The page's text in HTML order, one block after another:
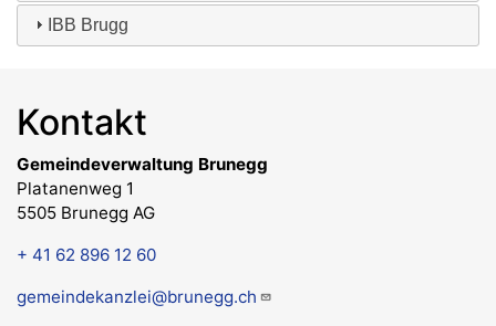
IBB Brugg
Kontakt
Gemeindeverwaltung Brunegg
Platanenweg 1
5505 Brunegg AG
+ 41 62 896 12 60
gemeindekanzlei@brunegg.ch